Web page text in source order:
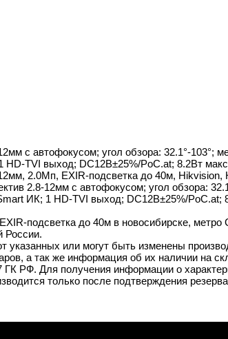
с автофокусом; угол обзора: 32.1°-103°;
TVI выход; DC12В±25%/PoC.at; 8.2Вт макс;
2.0Мп, EXIR-подсветка до 40м,
2.8-12мм с автофокусом; угол обзора:
ИК; 1 HD-TVI выход; DC12В±25%/PoC.at;
подсветка до 40м в новосибирске, метро
России.
указанных или могут быть изменены
а так же информация об их наличии на
РФ. Для получения информации о
только после подтверждения